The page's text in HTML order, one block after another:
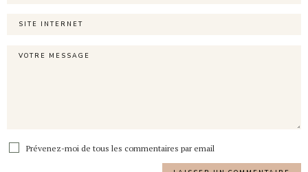
Prévenez-moi de tous les commentaires par email